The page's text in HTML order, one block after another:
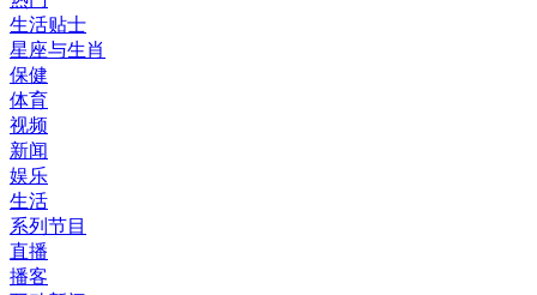
生活贴士
星座与生肖
保健
体育
视频
新闻
娱乐
生活
系列节目
直播
播客